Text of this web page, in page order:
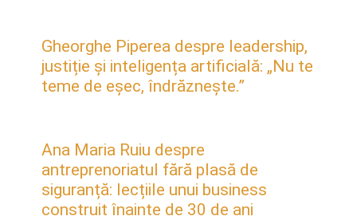
Gheorghe Piperea despre leadership,
justiție și inteligența artificială: „Nu te
teme de eșec, îndrăznește.”
Ana Maria Ruiu despre
antreprenoriatul fără plasă de
siguranță: lecțiile unui business
construit înainte de 30 de ani